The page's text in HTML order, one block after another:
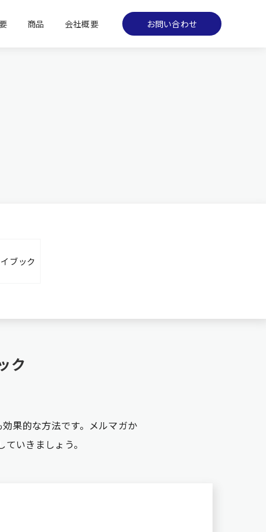
商品 会社概要 お問い合わせ
ブック
ク
果的な方法です。メルマガか
いきましょう。